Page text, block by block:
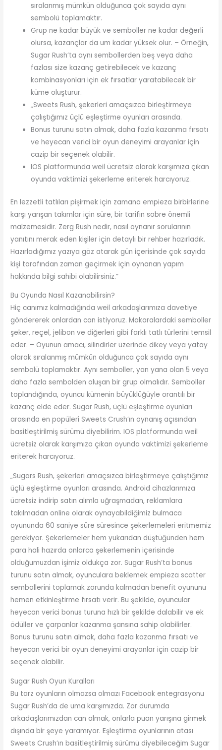
sıralanmış mümkün olduğunca çok sayıda aynı
sembolü toplamaktır.
Grup ne kadar büyük ve semboller ne kadar değerli
olursa, kazançlar da um kadar yüksek olur. – Örneğin,
Sugar Rush’ta aynı sembollerden beş veya daha
fazlası size kazanç getirebilecek ve kazanç
kombinasyonları için ek fırsatlar yaratabilecek bir
küme oluşturur.
„Sweets Rush, şekerleri amaçsızca birleştirmeye
çalıştığımız üçlü eşleştirme oyunları arasında.
Bonus turunu satın almak, daha fazla kazanma fırsatı
ve heyecan verici bir oyun deneyimi arayanlar için
cazip bir seçenek olabilir.
IOS platformunda weil ücretsiz olarak karşımıza çıkan
oyunda vaktimizi şekerleme eriterek harcıyoruz.
En lezzetli tatlıları pişirmek için zamana empieza birbirlerine
karşı yarışan takımlar için süre, bir tarifin sobre önemli
malzemesidir. Zerg Rush nedir, nasıl oynanır sorularının
yanıtını merak eden kişiler için detaylı bir rehber hazırladık.
Hazırladığımız yazıya göz atarak gün içerisinde çok sayıda
kişi tarafından zaman geçirmek için oynanan yapım
hakkında bilgi sahibi olabilirsiniz.”
Bu Oyunda Nasıl Kazanabilirsin?
Hiç canımız kalmadığında weil arkadaşlarımıza davetiye
göndererek onlardan can istiyoruz. Makaralardaki semboller
şeker, reçel, jelibon ve diğerleri gibi farklı tatlı türlerini temsil
eder. – Oyunun amacı, silindirler üzerinde dikey veya yatay
olarak sıralanmış mümkün olduğunca çok sayıda aynı
sembolü toplamaktır. Aynı semboller, yan yana olan 5 veya
daha fazla sembolden oluşan bir grup olmalıdır. Semboller
toplandığında, oyuncu kümenin büyüklüğüyle orantılı bir
kazanç elde eder. Sugar Rush, üçlü eşleştirme oyunları
arasında en popüleri Sweets Crush’ın oynanış açısından
basitleştirilmiş sürümü diyebilirim. IOS platformunda weil
ücretsiz olarak karşımıza çıkan oyunda vaktimizi şekerleme
eriterek harcıyoruz.
„Sugars Rush, şekerleri amaçsızca birleştirmeye çalıştığımız
üçlü eşleştirme oyunları arasında. Android cihazlarımıza
ücretsiz indirip satın alımla uğraşmadan, reklamlara
takılmadan online olarak oynayabildiğimiz bulmaca
oyununda 60 saniye süre süresince şekerlemeleri eritmemiz
gerekiyor. Şekerlemeler hem yukarıdan düştüğünden hem
para hali hazırda onlarca şekerlemenin içerisinde
olduğumuzdan işimiz oldukça zor. Sugar Rush’ta bonus
turunu satın almak, oyunculara beklemek empieza scatter
sembollerini toplamak zorunda kalmadan benefit oyununu
hemen etkinleştirme fırsatı verir. Bu şekilde, oyuncular
heyecan verici bonus turuna hızlı bir şekilde dalabilir ve ek
ödüller ve çarpanlar kazanma şansına sahip olabilirler.
Bonus turunu satın almak, daha fazla kazanma fırsatı ve
heyecan verici bir oyun deneyimi arayanlar için cazip bir
seçenek olabilir.
Sugar Rush Oyun Kuralları
Bu tarz oyunların olmazsa olmazı Facebook entegrasyonu
Sugar Rush’da de uma karşımızda. Zor durumda
arkadaşlarımızdan can almak, onlarla puan yarışına girmek
dışında bir şeye yaramıyor. Eşleştirme oyunlarının atası
Sweets Crush’ın basitleştirilmiş sürümü diyebileceğim Sugar